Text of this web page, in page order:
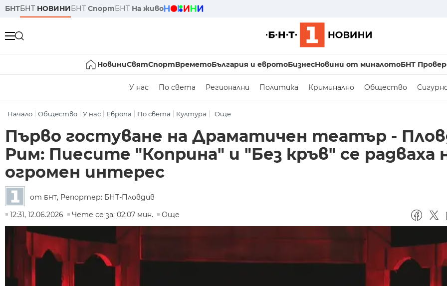
БНТБНТ НОВИНИБНТ СпортБНТ На живо
НовиниСвятСпортВреметоБългария и евротоБизнесНовини от миналотоБНТ
У нас По света Регионални Политика Криминално Общество
Начало Общество У нас Европа По света Култура Още
Първо гостуване на Драматичен театър -
Рим: Пиесите "Коприна" и "Без кръв" се радваха
огромен интерес
от БНТ, Репортер: БНТ-Пловдив
12:31, 12.06.2026
Чете се за: 02:07 мин. Още